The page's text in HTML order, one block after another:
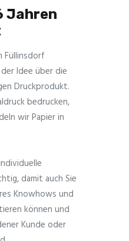
Jahren
Füllinsdorf
Idee über die
Druckprodukt.
bedrucken,
wir Papier in
damit auch Sie
Knowhows und
können und
Kunde oder